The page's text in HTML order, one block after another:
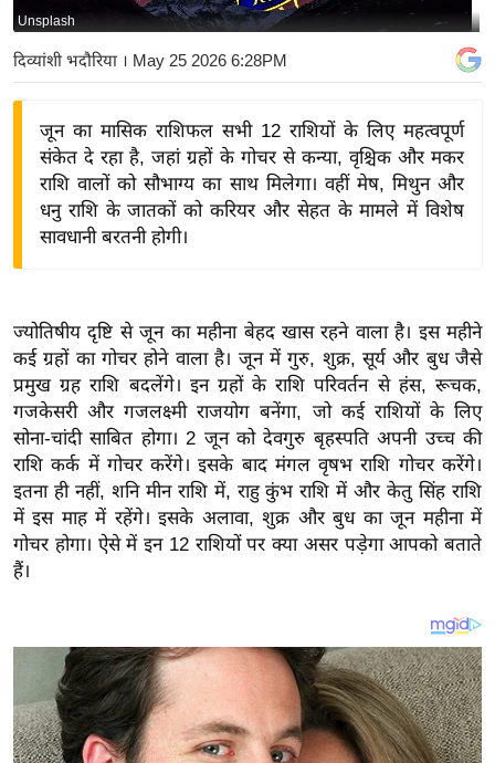
बि
ज़
ने
द्यो
वि
शे
ष
ज्ञ
रा
य
ब
ज
ट
ट
I
Unsplash
दिव्यांशी भदौरिया । May 25 2026 6:28PM
जून का मासिक राशिफल सभी 12 राशियों के लिए महत्वपूर्ण
संकेत दे रहा है, जहां ग्रहों के गोचर से कन्या, वृश्चिक और मकर
राशि वालों को सौभाग्य का साथ मिलेगा। वहीं मेष, मिथुन और
धनु राशि के जातकों को करियर और सेहत के मामले में विशेष
सावधानी बरतनी होगी।
ज्योतिषीय दृष्टि से जून का महीना बेहद खास रहने वाला है। इस महीने
कई ग्रहों का गोचर होने वाला है। जून में गुरु, शुक्र, सूर्य और बुध जैसे
प्रमुख ग्रह राशि बदलेंगे। इन ग्रहों के राशि परिवर्तन से हंस, रूचक,
गजकेसरी और गजलक्ष्मी राजयोग बनेंगा, जो कई राशियों के लिए
सोना-चांदी साबित होगा। 2 जून को देवगुरु बृहस्पति अपनी उच्च की
राशि कर्क में गोचर करेंगे। इसके बाद मंगल वृषभ राशि गोचर करेंगे।
इतना ही नहीं, शनि मीन राशि में, राहु कुंभ राशि में और केतु सिंह राशि
में इस माह में रहेंगे। इसके अलावा, शुक्र और बुध का जून महीना में
गोचर होगा। ऐसे में इन 12 राशियों पर क्या असर पड़ेगा आपको बताते
हैं।